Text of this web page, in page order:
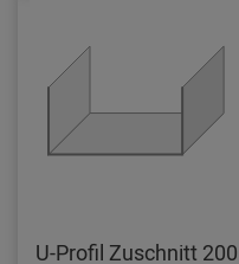
U-Profil Zuschnitt 200